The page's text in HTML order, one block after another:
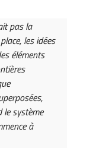
pas la
les idées
éléments
le système
à